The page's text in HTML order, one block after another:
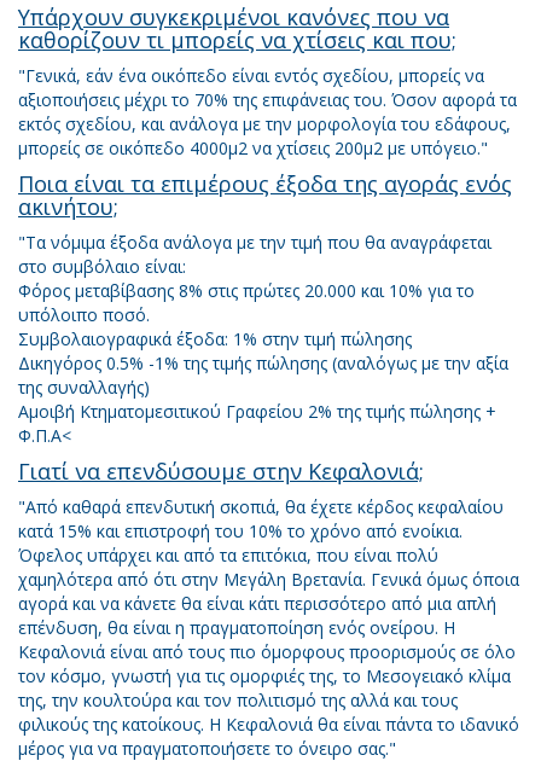
Υπάρχουν συγκεκριμένοι κανόνες που να
καθορίζουν τι μπορείς να χτίσεις και που;
"Γενικά, εάν ένα οικόπεδο είναι εντός σχεδίου, μπορείς να
αξιοποιήσεις μέχρι το 70% της επιφάνειας του. Όσον αφορά τα
εκτός σχεδίου, και ανάλογα με την μορφολογία του εδάφους,
μπορείς σε οικόπεδο 4000μ2 να χτίσεις 200μ2 με υπόγειο."
Ποια είναι τα επιμέρους έξοδα της αγοράς ενός
ακινήτου;
"Τα νόμιμα έξοδα ανάλογα με την τιμή που θα αναγράφεται
στο συμβόλαιο είναι:
Φόρος μεταβίβασης 8% στις πρώτες 20.000 και 10% για το
υπόλοιπο ποσό.
Συμβολαιογραφικά έξοδα: 1% στην τιμή πώλησης
Δικηγόρος 0.5% -1% της τιμής πώλησης (αναλόγως με την αξία
της συναλλαγής)
Αμοιβή Κτηματομεσιτικού Γραφείου 2% της τιμής πώλησης +
Φ.Π.Α<
Γιατί να επενδύσουμε στην Κεφαλονιά;
"Από καθαρά επενδυτική σκοπιά, θα έχετε κέρδος κεφαλαίου
κατά 15% και επιστροφή του 10% το χρόνο από ενοίκια.
Όφελος υπάρχει και από τα επιτόκια, που είναι πολύ
χαμηλότερα από ότι στην Μεγάλη Βρετανία. Γενικά όμως όποια
αγορά και να κάνετε θα είναι κάτι περισσότερο από μια απλή
επένδυση, θα είναι η πραγματοποίηση ενός ονείρου. Η
Κεφαλονιά είναι από τους πιο όμορφους προορισμούς σε όλο
τον κόσμο, γνωστή για τις ομορφιές της, το Μεσογειακό κλίμα
της, την κουλτούρα και τον πολιτισμό της αλλά και τους
φιλικούς της κατοίκους. Η Κεφαλονιά θα είναι πάντα το ιδανικό
μέρος για να πραγματοποιήσετε το όνειρο σας."